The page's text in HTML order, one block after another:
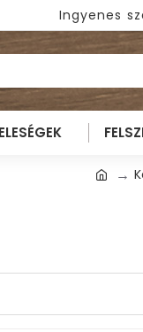
Ingyenes